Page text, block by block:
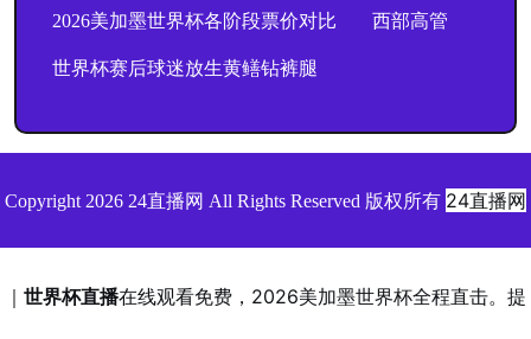
2026美加墨世界杯各阶段票价对比 西部高管
世界杯赛后球迷放生黄鳝钻裤腿
Copyright 2026 24直播网 All Rights Reserved 版权所有 24直播网
｜ 世界杯直播在线观看免费，2026美加墨世界杯全程直击。提